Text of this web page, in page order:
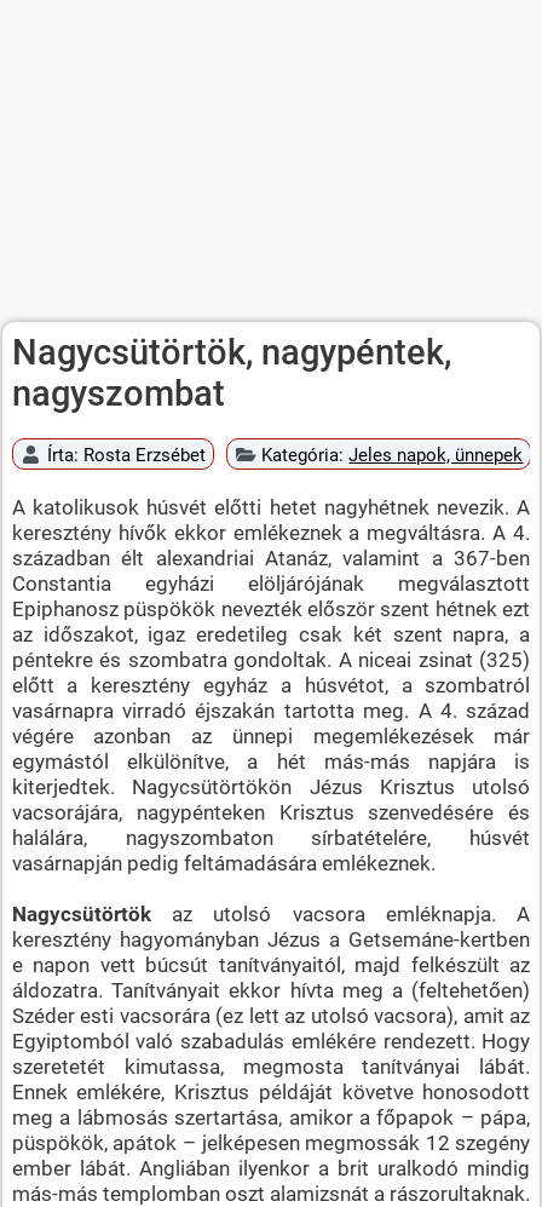
Nagycsütörtök, nagypéntek,
nagyszombat
Írta: Rosta Erzsébet Kategória:Jeles napok, ünnepek
A katolikusok húsvét előtti hetet nagyhétnek nevezik. A
keresztény hívők ekkor emlékeznek a megváltásra. A 4.
században élt alexandriai Atanáz, valamint a 367-ben
Constantia egyházi elöljárójának megválasztott
Epiphanosz püspökök nevezték először szent hétnek ezt
az időszakot, igaz eredetileg csak két szent napra, a
péntekre és szombatra gondoltak. A niceai zsinat (325)
előtt a keresztény egyház a húsvétot, a szombatról
vasárnapra virradó éjszakán tartotta meg. A 4. század
végére azonban az ünnepi megemlékezések már
egymástól elkülönítve, a hét más-más napjára is
kiterjedtek. Nagycsütörtökön Jézus Krisztus utolsó
vacsorájára, nagypénteken Krisztus szenvedésére és
halálára, nagyszombaton sírbatételére, húsvét
vasárnapján pedig feltámadására emlékeznek.
Nagycsütörtökaz utolsó vacsora emléknapja. A
keresztény hagyományban Jézus a Getsemáne-kertben
e napon vett búcsút tanítványaitól, majd felkészült az
áldozatra. Tanítványait ekkor hívta meg a (feltehetően)
Széder esti vacsorára (ez lett az utolsó vacsora), amit az
Egyiptomból való szabadulás emlékére rendezett. Hogy
szeretetét kimutassa, megmosta tanítványai lábát.
Ennek emlékére, Krisztus példáját követve honosodott
meg a lábmosás szertartása, amikor a főpapok – pápa,
püspökök, apátok – jelképesen megmossák 12 szegény
ember lábát. Angliában ilyenkor a brit uralkodó mindig
más-más templomban oszt alamizsnát a rászorultaknak.